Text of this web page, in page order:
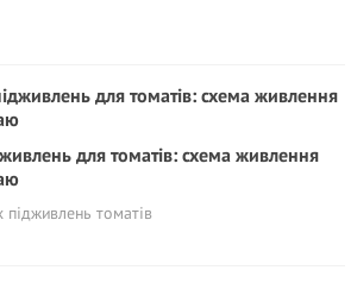
для томатів: схема живлення
томатів